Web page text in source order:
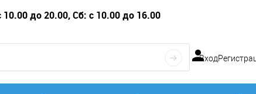
до 20.00, Сб: с 10.00 до 16.00
Вход